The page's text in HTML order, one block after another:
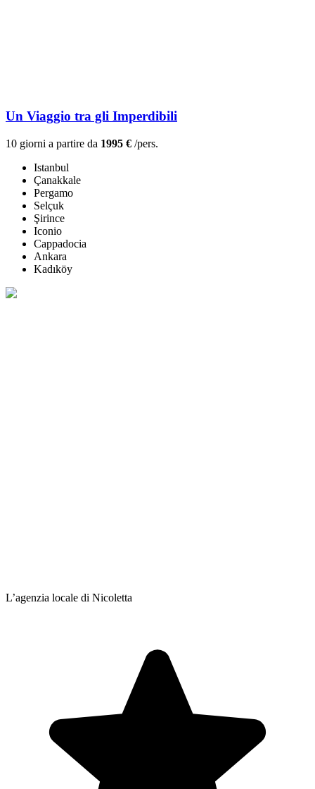
Un Viaggio tra gli Imperdibili
10 giorni a partire da 1995 € /pers.
Istanbul
Çanakkale
Pergamo
Selçuk
Şirince
Iconio
Cappadocia
Ankara
Kadıköy
L’agenzia locale di Nicoletta